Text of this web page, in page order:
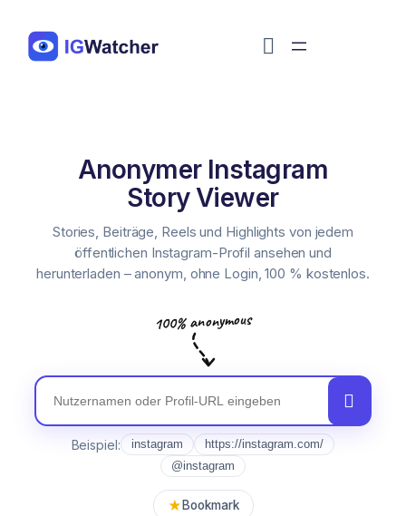
содержимому
Instagram-Nutzername
Anonymer Instagram
Story Viewer
Stories, Beiträge, Reels und Highlights von jedem
öffentlichen Instagram-Profil ansehen und
herunterladen – anonym, ohne Login, 100 % kostenlos.
100% anonymous
Beispiel: instagram
https://instagram.com/
@instagram
★ Bookmark